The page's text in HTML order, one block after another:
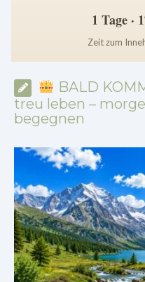
1 Tage ·
Zeit zum
BALD
treu leben –
begegnen